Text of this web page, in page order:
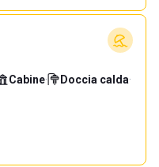
Cabine· Doccia calda·